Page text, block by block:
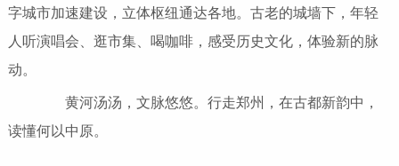
字城市加速建设，立体枢纽通达各地。古老的城墙下，年轻
人听演唱会、逛市集、喝咖啡，感受历史文化，体验新的脉
动。
黄河汤汤，文脉悠悠。行走郑州，在古都新韵中，
读懂何以中原。